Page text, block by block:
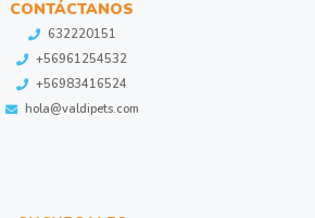
CONTÁCTANOS
632220151
+56961254532
+56983416524
hola@valdipets.com